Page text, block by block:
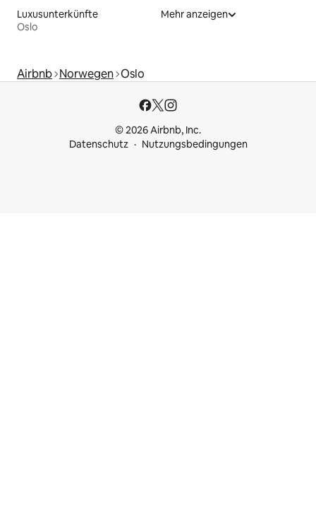
Luxusunterkünfte
Oslo
Mehr anzeigen
Airbnb Norwegen Oslo
© 2026 Airbnb, Inc.
Datenschutz
Nutzungsbedingungen